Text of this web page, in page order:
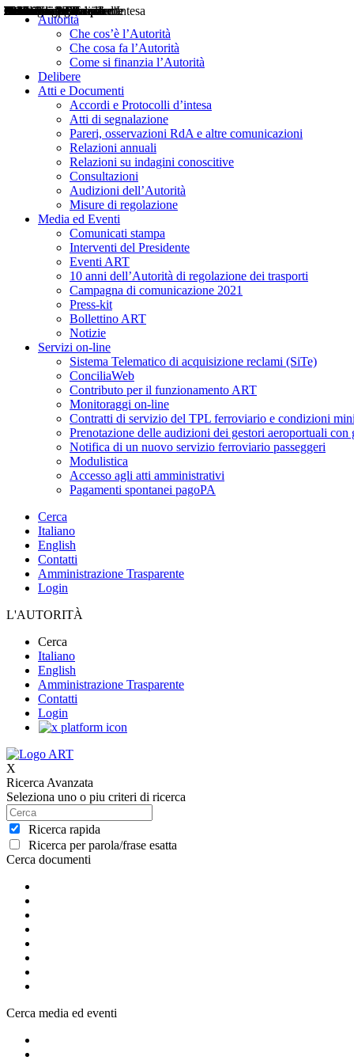
Autorità
Che cos’è l’Autorità
Che cosa fa l’Autorità
Come si finanzia l’Autorità
Delibere
Atti e Documenti
Accordi e Protocolli d’intesa
Atti di segnalazione
Pareri, osservazioni RdA e altre comunicazioni
Relazioni annuali
Relazioni su indagini conoscitive
Consultazioni
Audizioni dell’Autorità
Misure di regolazione
Media ed Eventi
Comunicati stampa
Interventi del Presidente
Eventi ART
10 anni dell’Autorità di regolazione dei trasporti
Campagna di comunicazione 2021
Press-kit
Bollettino ART
Notizie
Servizi on-line
Sistema Telematico di acquisizione reclami (SiTe)
ConciliaWeb
Contributo per il funzionamento ART
Monitoraggi on-line
Contratti di servizio del TPL ferroviario e condizioni
Prenotazione delle audizioni dei gestori aeroportuali con
Notifica di un nuovo servizio ferroviario passeggeri
Modulistica
Accesso agli atti amministrativi
Pagamenti spontanei pagoPA
Cerca
Italiano
English
Contatti
Amministrazione Trasparente
Login
L'AUTORITÀ
Cerca
Italiano
English
Amministrazione Trasparente
Contatti
Login
X
Ricerca Avanzata
Seleziona uno o piu criteri di ricerca
Ricerca rapida
Ricerca per parola/frase esatta
Cerca documenti
Delibere
Pareri
Consultazioni
Audizioni
Atti di Segnalazione
Accordi e Protocolli d'Intesa
Relazioni annuali
Misure di regolazione
Cerca media ed eventi
Notizie
Comunicati Stampa
Bollettini ART
Convegni ART
Interviste del Presidente
Articoli in primo piano
Interventi del Presidente
2004
2005
2010
2013
2014
2015
2016
2017
2018
2019
202
2020
2021
2022
2023
2024
2025
2026
Aereo
Marittimo
Terrestre